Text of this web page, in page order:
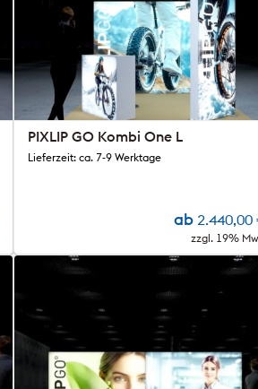
PIXLIP GO Kombi One L
ab 2.440,00
zzgl. 19%
Lieferzeit: ca. 7-9 Werktage